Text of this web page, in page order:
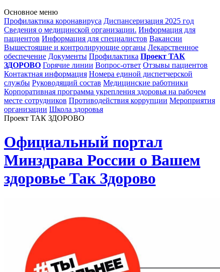
Основное меню
Профилактика коронавируса Диспансеризация 2025 год
Сведения о медицинской организации. Информация для
пациентов Информация для специалистов Вакансии
Вышестоящие и контролирующие органы Лекарственное
обеспечение Документы Профилактика Проект ТАК
ЗДОРОВО Горячие линии Вопрос-ответ Отзывы пациентов
Контактная информация Номера единой диспетчерской
службы Руководящий состав Медицинские работники
Корпоративная программа укрепления здоровья на рабочем
месте сотрудников Противодействия коррупции Мероприятия
организации Школа здоровья
Проект ТАК ЗДОРОВО
Официальный портал
Минздрава России о Вашем
здоровье Так Здорово